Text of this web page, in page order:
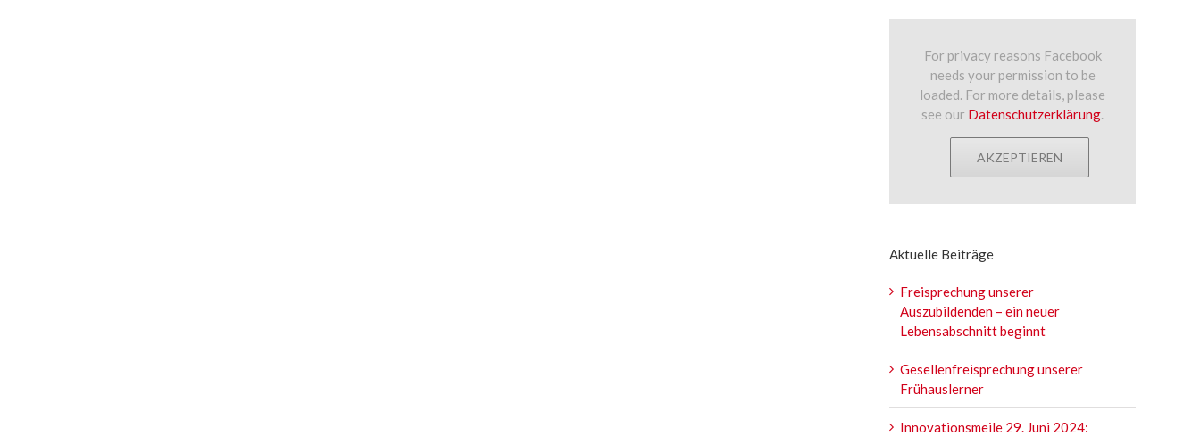
For privacy reasons Facebook
needs your permission to be
loaded. For more details, please
see our Datenschutzerklärung.
AKZEPTIEREN
Aktuelle Beiträge
Freisprechung unserer
Auszubildenden – ein neuer
Lebensabschnitt beginnt
Gesellenfreisprechung unserer
Frühauslerner
Innovationsmeile 29. Juni 2024: